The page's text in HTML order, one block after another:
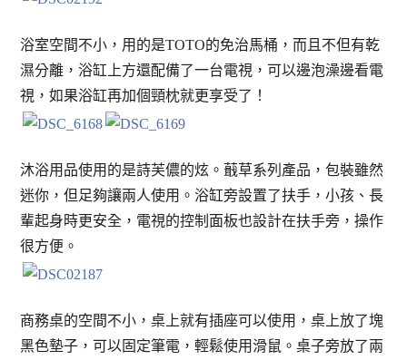
浴室空間不小，用的是TOTO的免治馬桶，而且不但有乾
濕分離，浴缸上方還配備了一台電視，可以邊泡澡邊看電
視，如果浴缸再加個頸枕就更享受了！
沐浴用品使用的是詩芙儂的炫。蕺草系列產品，包裝雖然
迷你，但足夠讓兩人使用。浴缸旁設置了扶手，小孩、長
輩起身時更安全，電視的控制面板也設計在扶手旁，操作
很方便。
商務桌的空間不小，桌上就有插座可以使用，桌上放了塊
黑色墊子，可以固定筆電，輕鬆使用滑鼠。桌子旁放了兩